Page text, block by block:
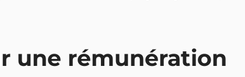
une rémunération